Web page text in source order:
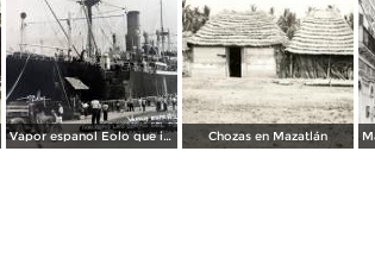
Vapor espanol Eolo que ignaguro las obras del puerto. Chozas en Mazatlán